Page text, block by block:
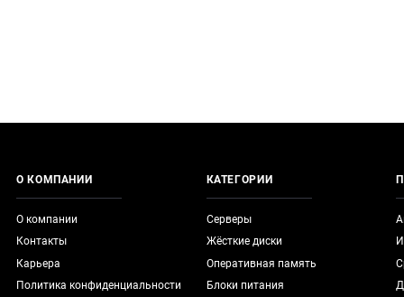
О КОМПАНИИ
О компании
Контакты
Карьера
Политика конфиденциальности
КАТЕГОРИИ
Серверы
Жёсткие диски
Оперативная память
Блоки питания